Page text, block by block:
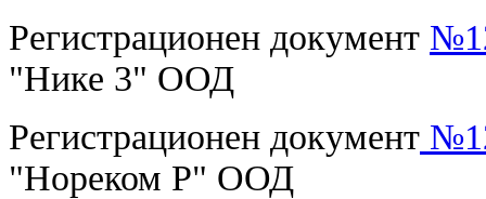
Регистрационен документ
"Нике 3" ООД
Регистрационен документ
"Нореком Р" ООД